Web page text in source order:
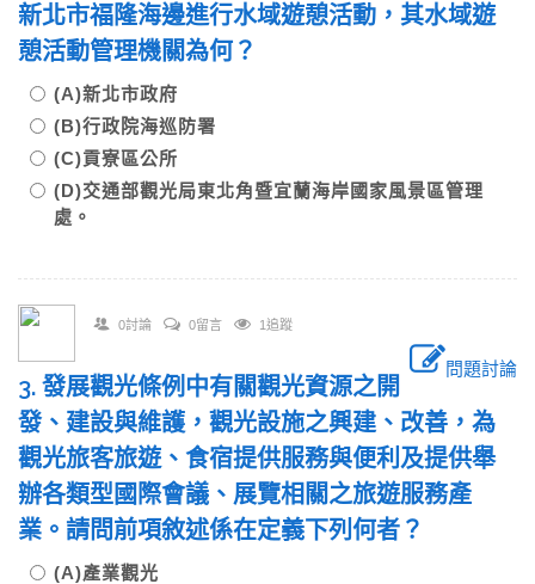
新北市福隆海邊進行水域遊憩活動，其水域遊
憩活動管理機關為何？
(A)新北市政府
(B)行政院海巡防署
(C)貢寮區公所
(D)交通部觀光局東北角暨宜蘭海岸國家風景區管理
處。
0討論 0留言 1追蹤
問題討論
3. 發展觀光條例中有關觀光資源之開
發、建設與維護，觀光設施之興建、改善，為
觀光旅客旅遊、食宿提供服務與便利及提供舉
辦各類型國際會議、展覽相關之旅遊服務產
業。請問前項敘述係在定義下列何者？
(A)產業觀光